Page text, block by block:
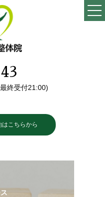
終受付21:00)
はこちらから